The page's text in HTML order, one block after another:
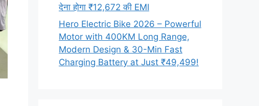
देना होगा ₹12,672 की EMI
Hero Electric Bike 2026 – Powerful
Motor with 400KM Long Range,
Modern Design & 30-Min Fast
Charging Battery at Just ₹49,499!